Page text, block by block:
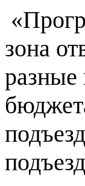
зона
разные